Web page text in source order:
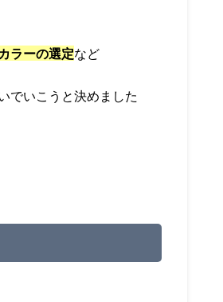
ラーの選定など
でいこうと決めました